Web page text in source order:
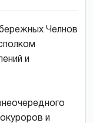
Челнов
и
и